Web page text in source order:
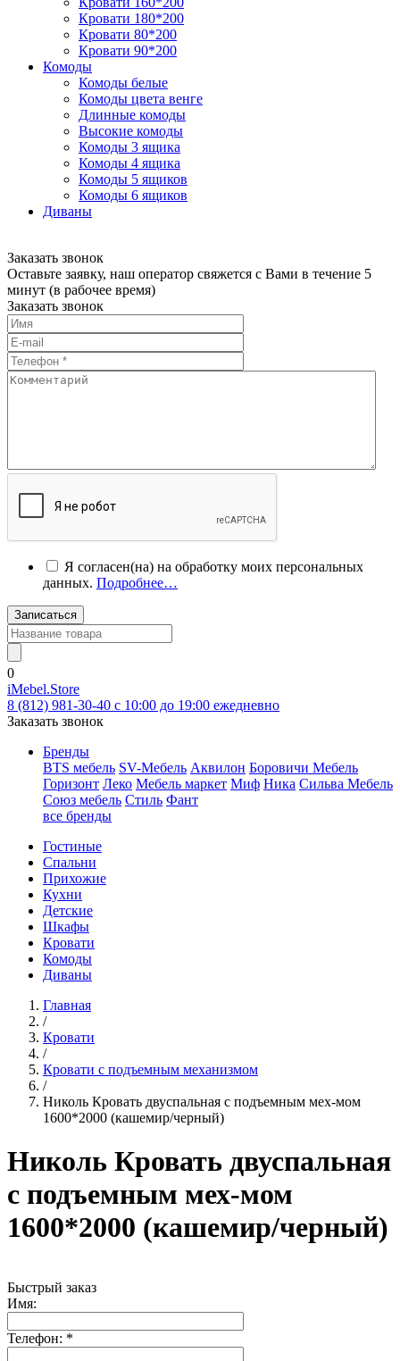
Кровати 180*200
Кровати 80*200
Кровати 90*200
Комоды
Комоды белые
Комоды цвета венге
Длинные комоды
Высокие комоды
Комоды 3 ящика
Комоды 4 ящика
Комоды 5 ящиков
Комоды 6 ящиков
Диваны
Заказать звонок
Оставьте заявку, наш оператор свяжется с Вами в течение 5
минут (в рабочее время)
Заказать звонок
Я согласен(на) на обработку моих персональных
данных. Подробнее…
Записаться
0
iMebel.Store
8 (812) 981-30-40 c 10:00 до 19:00 ежедневно
Заказать звонок
Бренды
BTS мебель SV-Мебель Аквилон Боровичи Мебель
Горизонт Леко Мебель маркет Миф Ника Сильва Мебель
Союз мебель Стиль Фант
все бренды
Гостиные
Спальни
Прихожие
Кухни
Детские
Шкафы
Кровати
Комоды
Диваны
Главная
/
Кровати
/
Кровати с подъемным механизмом
/
Николь Кровать двуспальная с подъемным мех-мом
1600*2000 (кашемир/черный)
Николь Кровать двуспальная
с подъемным мех-мом
1600*2000 (кашемир/черный)
Быстрый заказ
Имя:
Телефон: *